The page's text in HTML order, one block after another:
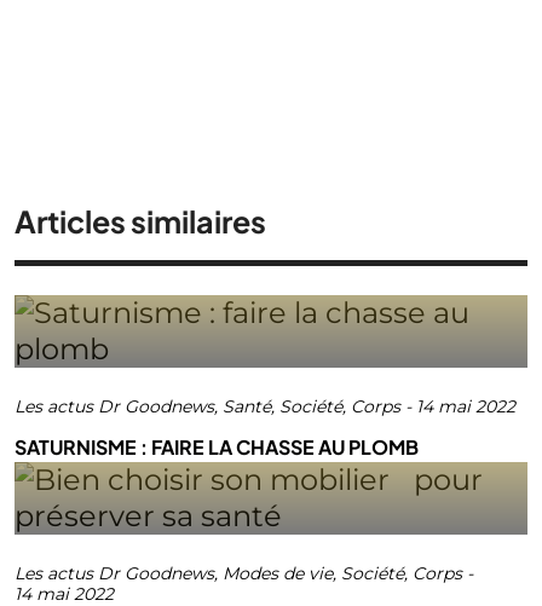
Articles similaires
Les actus Dr Goodnews, Santé, Société, Corps- 14 mai 2022
SATURNISME : FAIRE LA CHASSE AU PLOMB
Les actus Dr Goodnews, Modes de vie, Société, Corps-
14 mai 2022